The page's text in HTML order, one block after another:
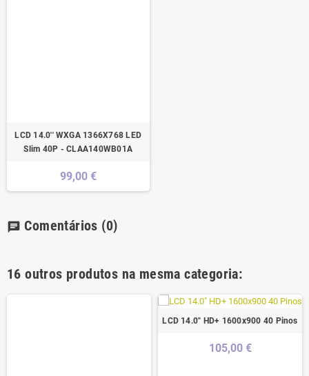
LCD 14.0'' WXGA 1366X768 LED
Slim 40P - CLAA140WB01A
99,00 €
chat Comentários (0)
16 outros produtos na mesma categoria:
LCD 14.0" HD+ 1600x900 40 Pinos
105,00 €